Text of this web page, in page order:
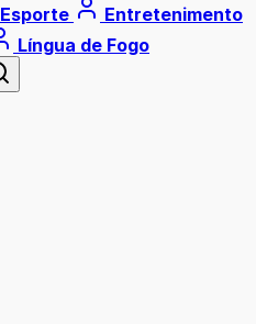
Esporte
Entretenimento
Língua de Fogo